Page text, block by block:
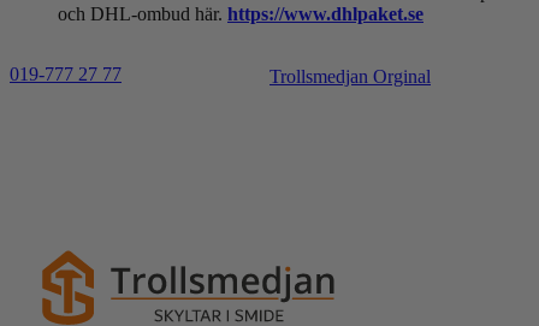
och DHL-ombud här. https://www.dhlpaket.se
019-777 27 77 Trollsmedjan Orginal